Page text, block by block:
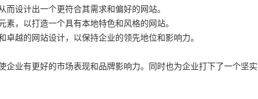
设计出一个更符合其需求和偏好的网站。
，以打造一个具有本地特色和风格的网站。
越的网站设计，以保持企业的领先地位和影响力。
企业有更好的市场表现和品牌影响力。同时也为企业打下了一个坚实